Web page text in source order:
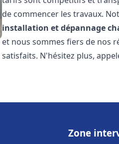
de commencer les travaux.
installation et dépannage
et nous sommes fiers de nos
satisfaits. N'hésitez plus,
Zone